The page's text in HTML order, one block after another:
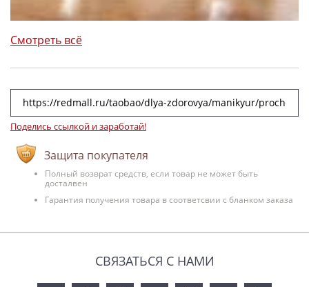
Смотреть всё
Поделись ссылкой и заработай!
Защита покупателя
Полный возврат средств, если товар не может быть
досталвен
Гарантия получения товара в соответсвии с бланком заказа
СВЯЗАТЬСЯ С НАМИ